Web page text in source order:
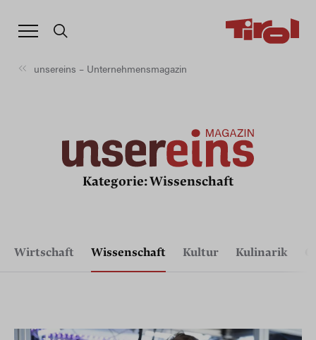
unsereins – Unternehmensmagazin
Kategorie: Wissenschaft
Wirtschaft Wissenschaft Kultur Kulinarik
Kulinarik